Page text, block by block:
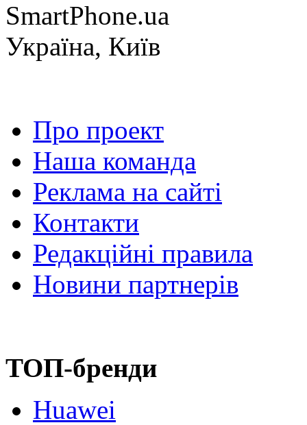
SmartPhone.ua
Україна, Київ
Про проект
Наша команда
Реклама на сайті
Контакти
Редакційні правила
Новини партнерів
ТОП-бренди
Huawei